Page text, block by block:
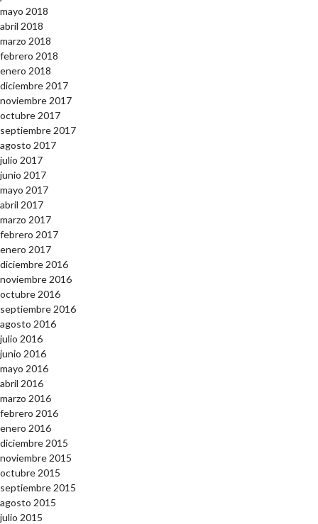
mayo 2018
abril 2018
marzo 2018
febrero 2018
enero 2018
diciembre 2017
noviembre 2017
octubre 2017
septiembre 2017
agosto 2017
julio 2017
junio 2017
mayo 2017
abril 2017
marzo 2017
febrero 2017
enero 2017
diciembre 2016
noviembre 2016
octubre 2016
septiembre 2016
agosto 2016
julio 2016
junio 2016
mayo 2016
abril 2016
marzo 2016
febrero 2016
enero 2016
diciembre 2015
noviembre 2015
octubre 2015
septiembre 2015
agosto 2015
julio 2015